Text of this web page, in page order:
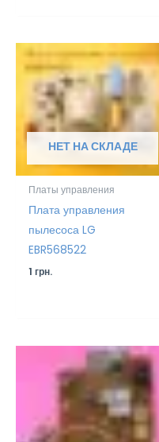
НЕТ НА СКЛАДЕ
Платы управления
Плата управления
пылесоса LG
EBR568522
1грн.